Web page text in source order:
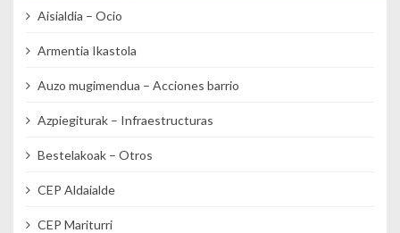
Aisialdia – Ocio
Armentia Ikastola
Auzo mugimendua – Acciones barrio
Azpiegiturak – Infraestructuras
Bestelakoak – Otros
CEP Aldaialde
CEP Mariturri